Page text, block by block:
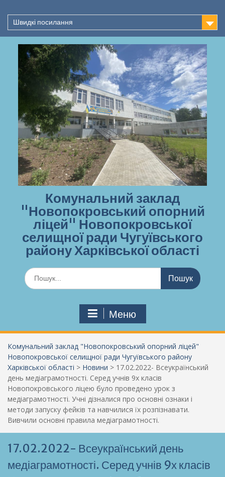
до
вмістуШвидкі посилання
Комунальний заклад
"Новопокровський опорний
ліцей" Новопокровської
селищної ради Чугуївського
району Харківської області
Шукати:
Меню
Комунальний заклад "Новопокровський опорний ліцей"
Новопокровської селищної ради Чугуївського району
Харківської області > Новини > 17.02.2022- Всеукраїнський
день медіаграмотності. Серед учнів 9х класів
Новопокровського ліцею було проведено урок з
медіаграмотності. Учні дізналися про основні ознаки і
методи запуску фейків та навчилися їх розпізнавати.
Вивчили основні правила медіаграмотності.
17.02.2022- Всеукраїнський день
медіаграмотності. Серед учнів 9х класів